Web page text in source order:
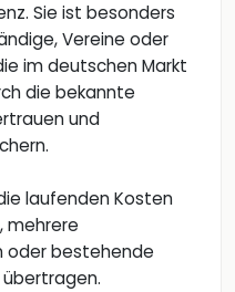
Sie ist besonders
Vereine oder
im deutschen Markt
die bekannte
und
laufenden Kosten
mehrere
oder bestehende